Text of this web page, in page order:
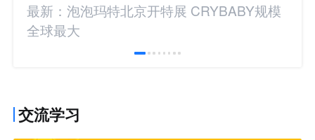
最新：泡泡玛特北京开特展 CRYBABY规模
全球最大
交流学习